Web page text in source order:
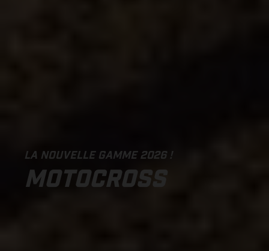
LA NOUVELLE GAMME 2026 !
MOTOCROSS